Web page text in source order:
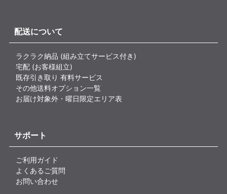
配送について
ラクラク納品 (組み立てサービス付き)
宅配 (お客様組立)
既存引き取り 有料サービス
その他送料オプション一覧
お届け対象外・曜日限定エリア表
サポート
ご利用ガイド
よくあるご質問
お問い合わせ